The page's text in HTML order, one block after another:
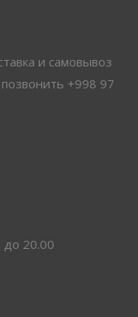
и самовывоз
+998 97
до 20.00